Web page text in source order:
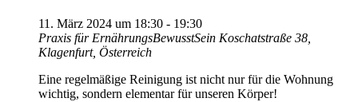
11. März 2024 um 18:30 - 19:30
Praxis für ErnährungsBewusstSein Koschatstraße 38,
Klagenfurt, Österreich
Eine regelmäßige Reinigung ist nicht nur für die Wohnung
wichtig, sondern elementar für unseren Körper!